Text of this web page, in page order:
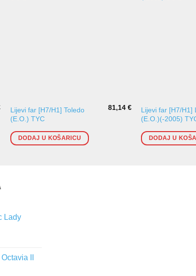
Lijevi far [H7/H1] Toledo
(E.O.) TYC
81,14 €
DODAJ U KOŠARICU
Lijevi far [H7/H1]
(E.O.)(-2005)
DODAJ U
Lady
II